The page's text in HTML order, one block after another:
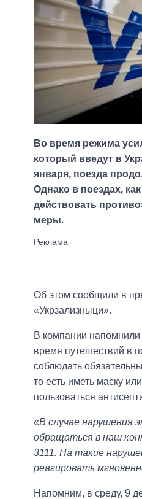
Во время режима
который введут в
января, поезда
Однако в поездах,
действовать
меры.
Об этом сообщили в
«Укрзализныци».
В компании
время путешествий в
соблюдать
то есть иметь маску
пользоваться
«В случае нарушения
обращаться в наш
3111. На такие
реагировать
Напомним, в среду, 9